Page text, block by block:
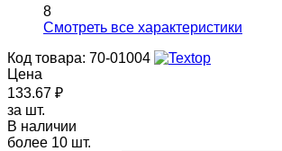
8
Cмотреть все характеристики
Код товара: 70-01004
Цена
133.67 ₽
за шт.
В наличии
более 10 шт.